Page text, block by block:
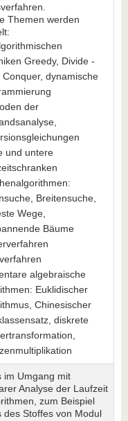
Themen werden
Greedy, Divide -
Conquer, dynamische
der
und untere
Breitensuche,
Wege,
Bäume
algebraische
Euklidischer
Chinesischer
diskrete
im Umgang mit
Analyse der Laufzeit
zum Beispiel
des Stoffes von Modul